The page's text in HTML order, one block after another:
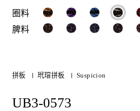
圈料
脾料
拼板 玳瑁拼板 Suspicion
UB3-0573